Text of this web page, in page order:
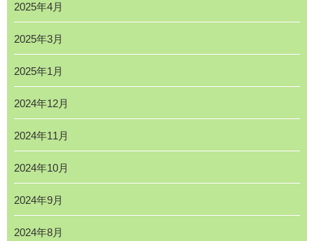
2025年4月
2025年3月
2025年1月
2024年12月
2024年11月
2024年10月
2024年9月
2024年8月